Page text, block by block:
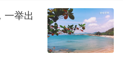
一举出